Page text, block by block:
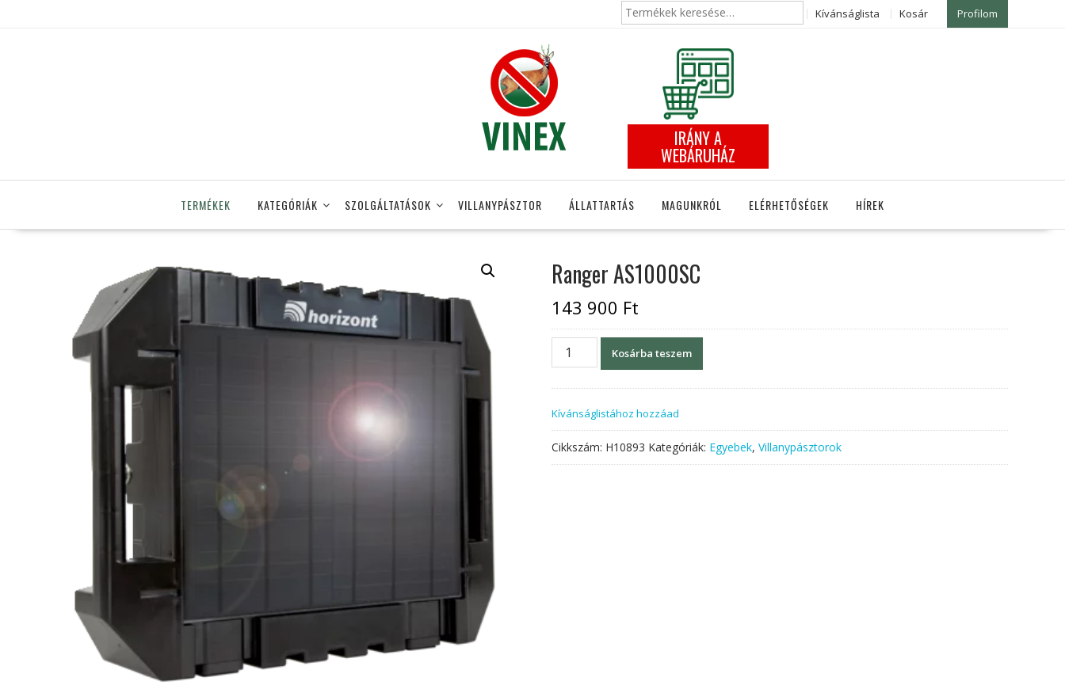
Keresés
következőre:
Kívánságlista Kosár Profilom
IRÁNY A
WEBÁRUHÁZ
TERMÉKEK KATEGÓRIÁK SZOLGÁLTATÁSOK VILLANYPÁSZTOR ÁLLATTARTÁS MAGUNKRÓL ELÉRHETŐSÉGEK HÍREK
Ranger AS1000SC
143 900 Ft
Ranger
AS1000SC
Kosárba teszem
Kívánságlistához hozzáad
Cikkszám: H10893 Kategóriák: Egyebek, Villanypásztorok